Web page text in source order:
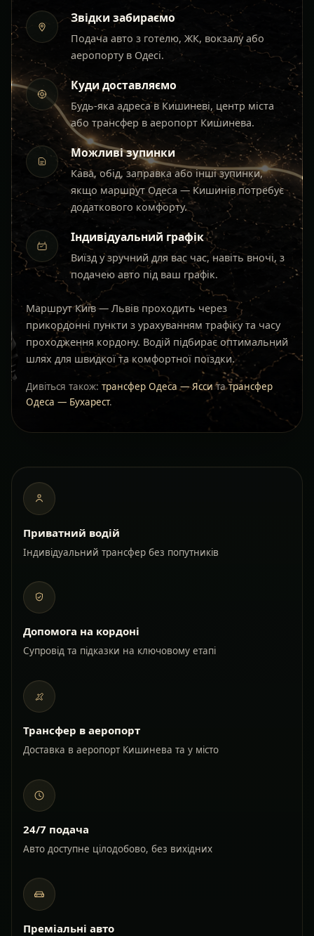
Звідки забираємо
Подача авто з готелю, ЖК, вокзалу або
аеропорту в Одесі.
Куди доставляємо
Будь-яка адреса в Кишиневі, центр міста
або трансфер в аеропорт Кишинева.
Можливі зупинки
Кава, обід, заправка або інші зупинки,
якщо маршрут Одеса — Кишинів потребує
додаткового комфорту.
Індивідуальний графік
Виїзд у зручний для вас час, навіть вночі, з
подачею авто під ваш графік.
Маршрут Київ — Львів проходить через
прикордонні пункти з урахуванням трафіку та часу
проходження кордону. Водій підбирає оптимальний
шлях для швидкої та комфортної поїздки.
Дивіться також: трансфер Одеса — Ясситатрансфер
Одеса — Бухарест.
Приватний водій
Індивідуальний трансфер без попутників
Допомога на кордоні
Супровід та підказки на ключовому етапі
Трансфер в аеропорт
Доставка в аеропорт Кишинева та у місто
24/7 подача
Авто доступне цілодобово, без вихідних
Преміальні авто